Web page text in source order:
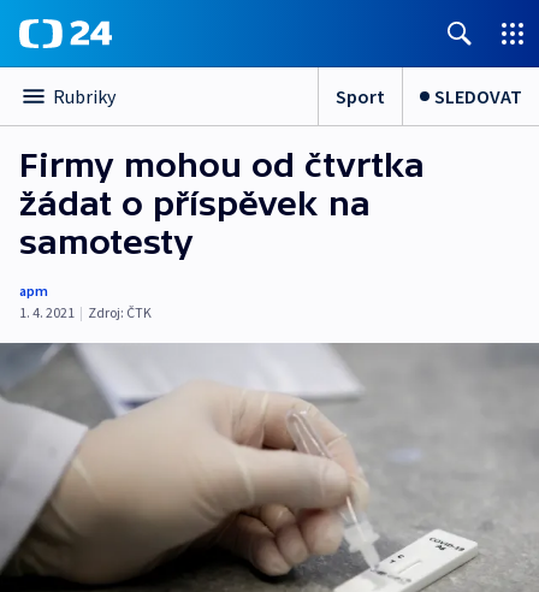
Rubriky Sport SLEDOVAT
Firmy mohou od čtvrtka
žádat o příspěvek na
samotesty
apm
1. 4. 2021 | Zdroj: ČTK